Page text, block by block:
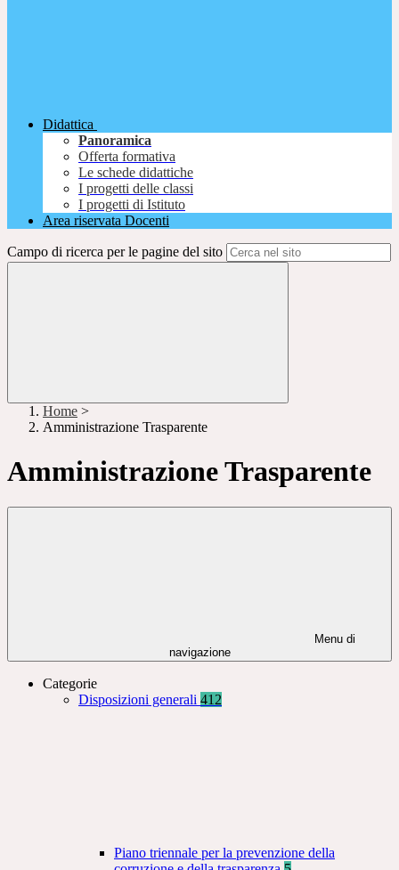
Didattica
Panoramica
Offerta formativa
Le schede didattiche
I progetti delle classi
I progetti di Istituto
Area riservata Docenti
Campo di ricerca per le pagine del sito
Home >
Amministrazione Trasparente
Amministrazione Trasparente
Menu di
navigazione
Categorie
Disposizioni generali 412
Piano triennale per la prevenzione della